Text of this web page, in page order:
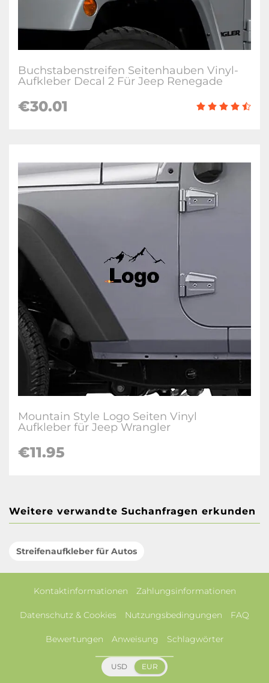
Buchstabenstreifen Seitenhauben Vinyl-
Aufkleber Decal 2 Für Jeep Renegade
€30.01
Mountain Style Logo Seiten Vinyl
Aufkleber für Jeep Wrangler
€11.95
Weitere verwandte Suchanfragen erkunden
Streifenaufkleber für Autos
Kontaktinformationen Zahlungsinformationen
Datenschutz & Cookies Nutzungsbedingungen FAQ
Bewertungen Anweisung Schlagwörter
USD EUR